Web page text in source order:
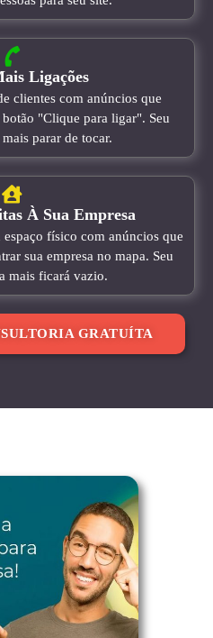
Ligações
clientes com anúncios que
"Clique para ligar". Seu
parar de tocar.
À Sua Empresa
espaço físico com anúncios que
sua empresa no mapa. Seu
mais ficará vazio.
GRATUÍTA